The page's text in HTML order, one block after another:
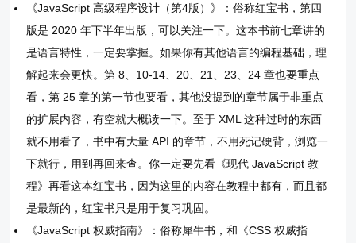
《JavaScript 高级程序设计（第4版）》：俗称红宝书，第四
版是 2020 年下半年出版，可以关注一下。这本书前七章讲的
是语言特性，一定要掌握。如果你有其他语言的编程基础，理
解起来会更快。第 8、10-14、20、21、23、24 章也要重点
看，第 25 章的第一节也要看，其他没提到的章节属于非重点
的扩展内容，有空就大概读一下。至于 XML 这种过时的东西
就不用看了，书中有大量 API 的章节，不用死记硬背，浏览一
下就行，用到再回来查。你一定要先看《现代 JavaScript 教
程》再看这本红宝书，因为这里的内容在教程中都有，而且都
是最新的，红宝书只是用于复习巩固。
《JavaScript 权威指南》：俗称犀牛书，和《CSS 权威指